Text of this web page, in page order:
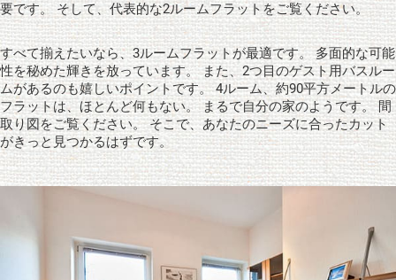
要です。 そして、代表的な2ルームフラットをご覧ください。
すべて揃えたいなら、3ルームフラットが最適です。 多面的な可能
性を秘めた輝きを放っています。 また、2つ目のゲスト用バスルー
ムがあるのも嬉しいポイントです。 4ルーム、約90平方メートルの
フラットは、ほとんど何もない。 まるで自分の家のようです。 間
取り図をご覧ください。 そこで、あなたのニーズに合ったカット
がきっと見つかるはずです。